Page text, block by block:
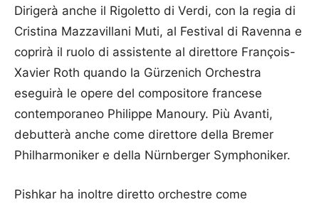
Dirigerà anche il Rigoletto di Verdi, con la regia di
Cristina Mazzavillani Muti, al Festival di Ravenna e
coprirà il ruolo di assistente al direttore François-
Xavier Roth quando la Gürzenich Orchestra
eseguirà le opere del compositore francese
contemporaneo Philippe Manoury. Più Avanti,
debutterà anche come direttore della Bremer
Philharmoniker e della Nürnberger Symphoniker.
Pishkar ha inoltre diretto orchestre come